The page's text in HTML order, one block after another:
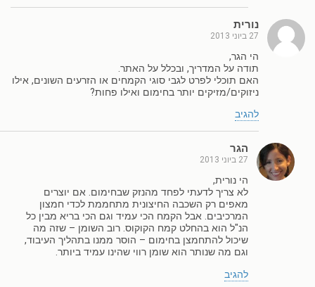
נורית
27 ביוני 2013
הי הגר,
תודה על המדריך, ובכלל על האתר.
האם תוכלי לפרט לגבי סוגי הקמחים או הזרעים השונים, אילו
ניזוקים/מזיקים יותר בחימום ואילו פחות?
להגיב
הגר
27 ביוני 2013
הי נורית,
לא צריך לדעתי לפחד מהנזק שבחימום. אם יוצרים
מאפים רק השכבה החיצונית מתחממת לכדי חמצון
המרכיבים. אבל הקמח הכי עמיד וגם הכי בריא מבין כל
הנ"ל הוא בהחלט קמח הקוקוס. רוב השומן – שזה מה
שיכול להתחמצן בחימום – הוסר ממנו בתהליך העיבוד,
וגם מה שנותר הוא שומן רווי שהינו עמיד ביותר.
להגיב